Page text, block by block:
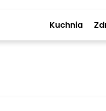
Kuchnia